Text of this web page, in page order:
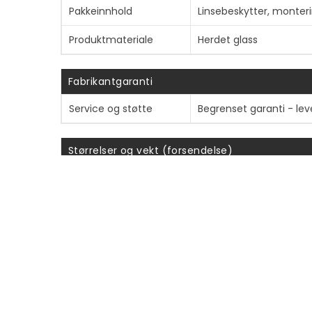
Pakkeinnhold Linsebeskytter,
Produktmateriale Herdet glass
Fabrikantgaranti
Service og støtte
Begrenset garanti -
Størrelser og vekt (forsendelse)